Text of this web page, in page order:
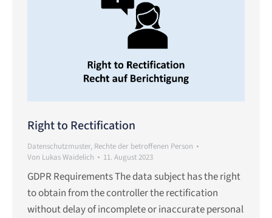
Right to Rectification
Datenschutzmuster, Rechte der betroffenen Person
Von Lukas Waidelich 11. August 2023
GDPR Requirements The data subject has the right
to obtain from the controller the rectification
without delay of incomplete or inaccurate personal